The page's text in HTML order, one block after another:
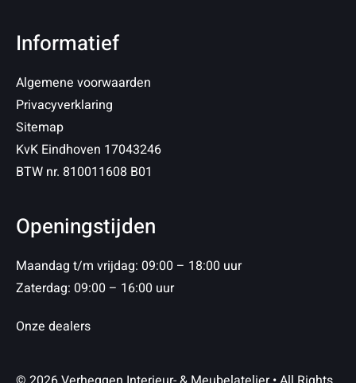
Informatief
Algemene voorwaarden
Privacyverklaring
Sitemap
KvK Eindhoven 17043246
BTW nr. 810011608 B01
Openingstijden
Maandag t/m vrijdag: 09:00 – 18:00 uur
Zaterdag: 09:00 – 16:00 uur
Onze dealers